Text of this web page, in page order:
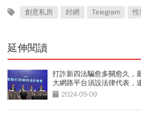
創意私房 封網 Telegram 性
延伸閱讀
打詐新四法騙愈多關愈久，
大網路平台須設法律代表，
2024-05-09